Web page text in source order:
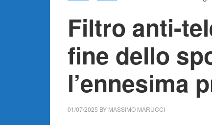
Filtro anti-
fine dello
l’ennesima
01/07/2025 BY MASSIMO MARUCCI